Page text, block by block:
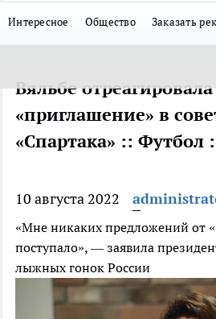
Интересное Общество Заказать
Вяльбе
«приглашение» в
«Спартака» :: Футбол
10 августа 2022
«Мне никаких предложений от
поступало», — заявила
лыжных гонок России